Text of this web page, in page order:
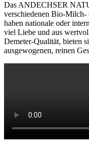
Das ANDECHSER
verschiedenen Bio-Milch-
haben nationale oder
viel Liebe und aus
Demeter-Qualität, bieten
ausgewogenen, reinen